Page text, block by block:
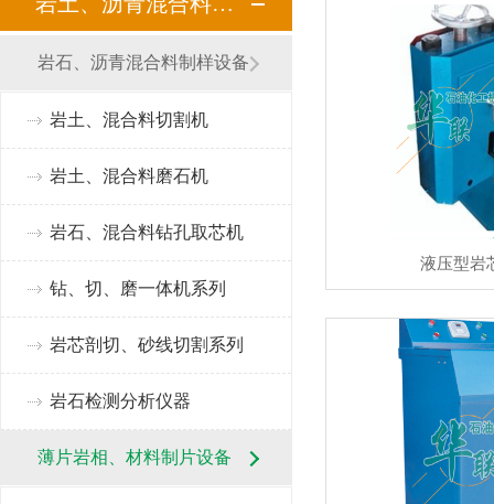
岩石、沥青混合料制样设备
岩土、混合料切割机
岩土、混合料磨石机
岩石、混合料钻孔取芯机
钻、切、磨一体机系列
岩芯剖切、砂线切割系列
岩石检测分析仪器
薄片岩相、材料制片设备
液压型岩